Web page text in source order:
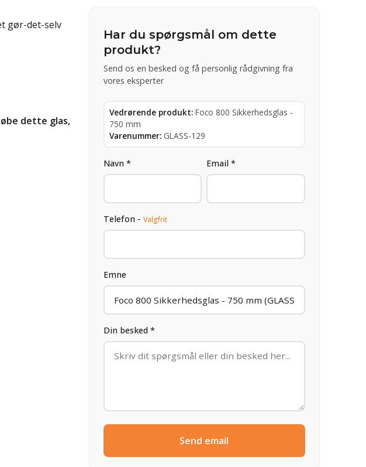
gør-det-selv
dette glas,
Har du spørgsmål om dette
produkt?
Send os en besked og få personlig rådgivning fra
vores eksperter
Vedrørende produkt: Foco 800 Sikkerhedsglas -
750 mm
Varenummer: GLASS-129
Navn * Email *
Telefon - Valgfrit
Emne
Din besked *
Send email